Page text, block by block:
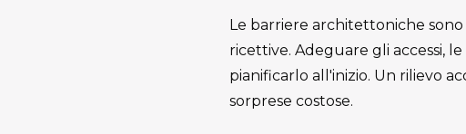
Le barriere architettoniche
ricettive. Adeguare gli accessi,
pianificarlo all'inizio. Un rilievo
sorprese costose.